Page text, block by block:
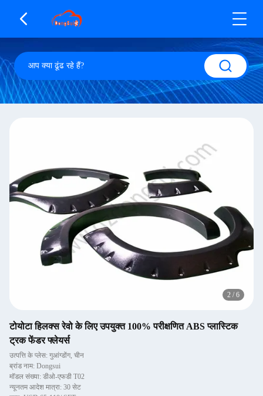
2 / 6
टोयोटा हिलक्स रेवो के लिए उपयुक्त 100% परीक्षणित ABS प्लास्टिक
ट्रक फेंडर फ्लेयर्स
उत्पत्ति के प्लेस: गुआंग्डोंग, चीन
ब्रांड नाम: Dongsui
मॉडल संख्या: डीओ-एफडी T02
न्यूनतम आदेश मात्रा: 30 सेट